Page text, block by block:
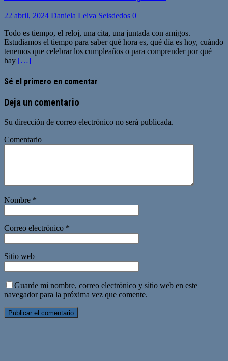
22 abril, 2024 Daniela Leiva Seisdedos 0
Todo es tiempo, el reloj, una cita, una juntada con amigos.
Estudiamos el tiempo para saber qué hora es, qué día es hoy, cuándo
tenemos que celebrar los cumpleaños o para comprender por qué
hay […]
Sé el primero en comentar
Deja un comentario
Su dirección de correo electrónico no será publicada.
Comentario
Nombre *
Correo electrónico *
Sitio web
Guarde mi nombre, correo electrónico y sitio web en este
navegador para la próxima vez que comente.